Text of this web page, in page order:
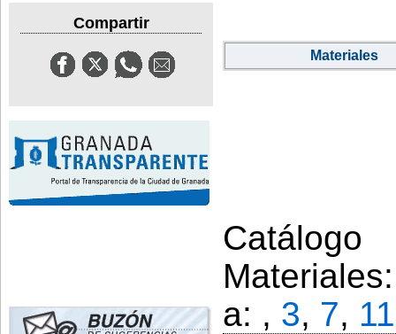
Compartir
Materiales
a: , 3, 7, 11